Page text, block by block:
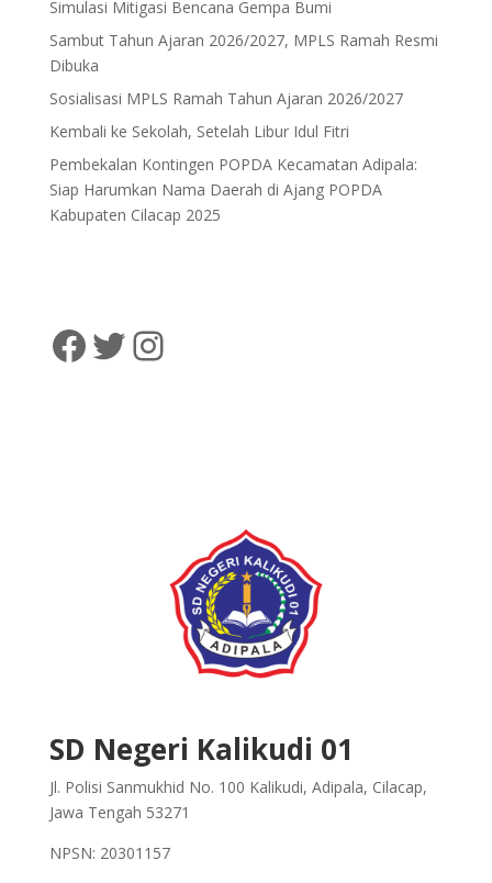
Simulasi Mitigasi Bencana Gempa Bumi
Sambut Tahun Ajaran 2026/2027, MPLS Ramah Resmi
Dibuka
Sosialisasi MPLS Ramah Tahun Ajaran 2026/2027
Kembali ke Sekolah, Setelah Libur Idul Fitri
Pembekalan Kontingen POPDA Kecamatan Adipala:
Siap Harumkan Nama Daerah di Ajang POPDA
Kabupaten Cilacap 2025
SD Negeri Kalikudi 01@sdnkalikudi01
@sdnkalikudi01
SD Negeri Kalikudi 01
Jl. Polisi Sanmukhid No. 100 Kalikudi, Adipala, Cilacap,
Jawa Tengah 53271
NPSN: 20301157